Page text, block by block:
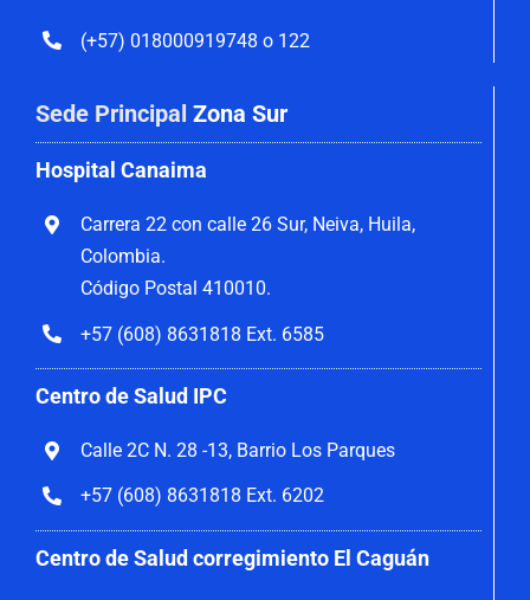
(+57) 018000919748 o 122
Sede Principal Zona Sur
Hospital Canaima
Carrera 22 con calle 26 Sur, Neiva, Huila,
Colombia.
Código Postal 410010.
+57 (608) 8631818 Ext. 6585
Centro de Salud IPC
Calle 2C N. 28 -13, Barrio Los Parques
+57 (608) 8631818 Ext. 6202
Centro de Salud corregimiento El Caguán